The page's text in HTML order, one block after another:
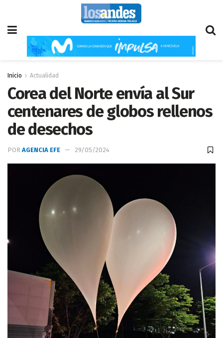
Inicio Actualidad
Corea del Norte envía al Sur
centenares de globos rellenos
de desechos
POR AGENCIA EFE 29/05/2024